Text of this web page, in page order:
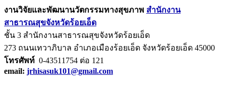
งานวิจัยและพัฒนานวัตกรรมทางสุขภาพ สำนักงาน
สาธารณสุขจังหวัดร้อยเอ็ด
ชั้น 3 สำนักงานสาธารณสุขจังหวัดร้อยเอ็ด
273 ถนนเทวาภิบาล อำเภอเมืองร้อยเอ็ด จังหวัดร้อยเอ็ด 45000
โทรศัพท์ 0-43511754 ต่อ 121
email: jrhisasuk101@gmail.com